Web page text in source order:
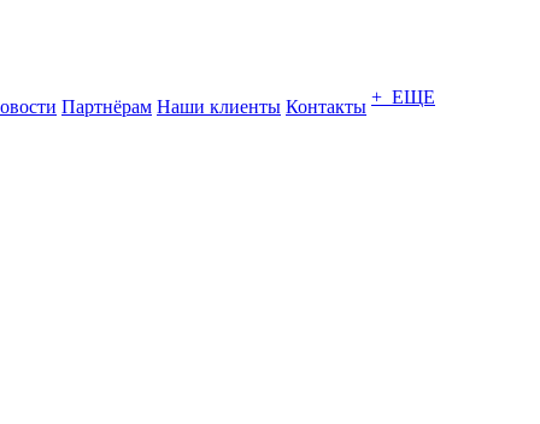
Партнёрам Наши клиенты Контакты + ЕЩЕ